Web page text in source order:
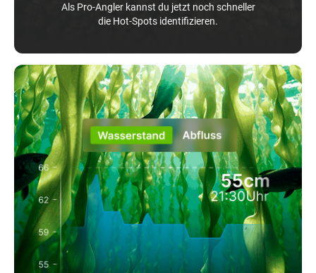
Als Pro-Angler kannst du jetzt noch schneller
die Hot-Spots identifizieren.